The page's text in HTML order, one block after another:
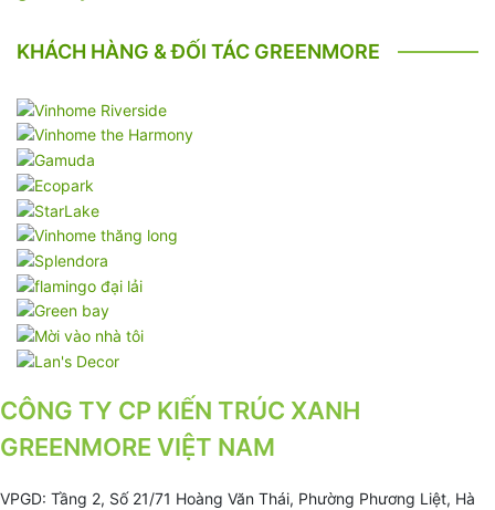
KHÁCH HÀNG & ĐỐI TÁC GREENMORE
CÔNG TY CP KIẾN TRÚC XANH
GREENMORE VIỆT NAM
VPGD: Tầng 2, Số 21/71 Hoàng Văn Thái, Phường Phương Liệt, Hà